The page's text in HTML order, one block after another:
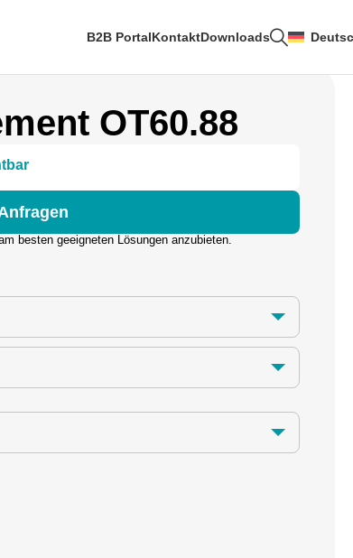
B2B PortalKontaktDownloads
OT60.88
besten geeigneten Lösungen anzubieten.